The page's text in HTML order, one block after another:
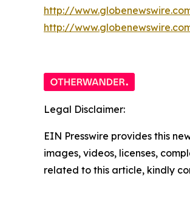
http://
http://
Legal Disclaimer:
EIN Presswire provides this
images, videos, licenses,
related to this article, kindly